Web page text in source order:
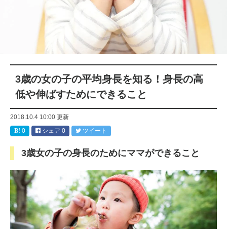
3歳の女の子の平均身長を知る！身長の高
低や伸ばすためにできること
2018.10.4 10:00 更新
0
シェア 0 ツイート
3歳女の子の身長のためにママができること